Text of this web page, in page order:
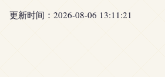
更新时间：2026-08-06 13:11:21